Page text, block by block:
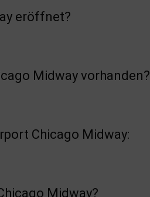
eröffnet?
Midway vorhanden?
Chicago Midway:
Midway?